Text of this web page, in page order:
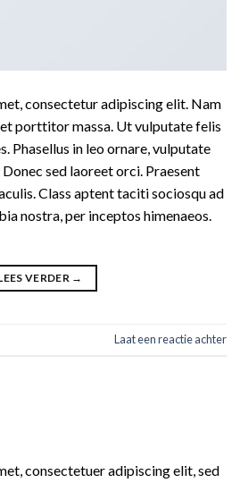
consectetur adipiscing elit. Nam
porttitor massa. Ut vulputate felis
Phasellus in leo ornare, vulputate
sed laoreet orci. Praesent
Class aptent taciti sociosqu ad
nostra, per inceptos himenaeos.
VERDER →
Laat een reactie achter
consectetuer adipiscing elit, sed